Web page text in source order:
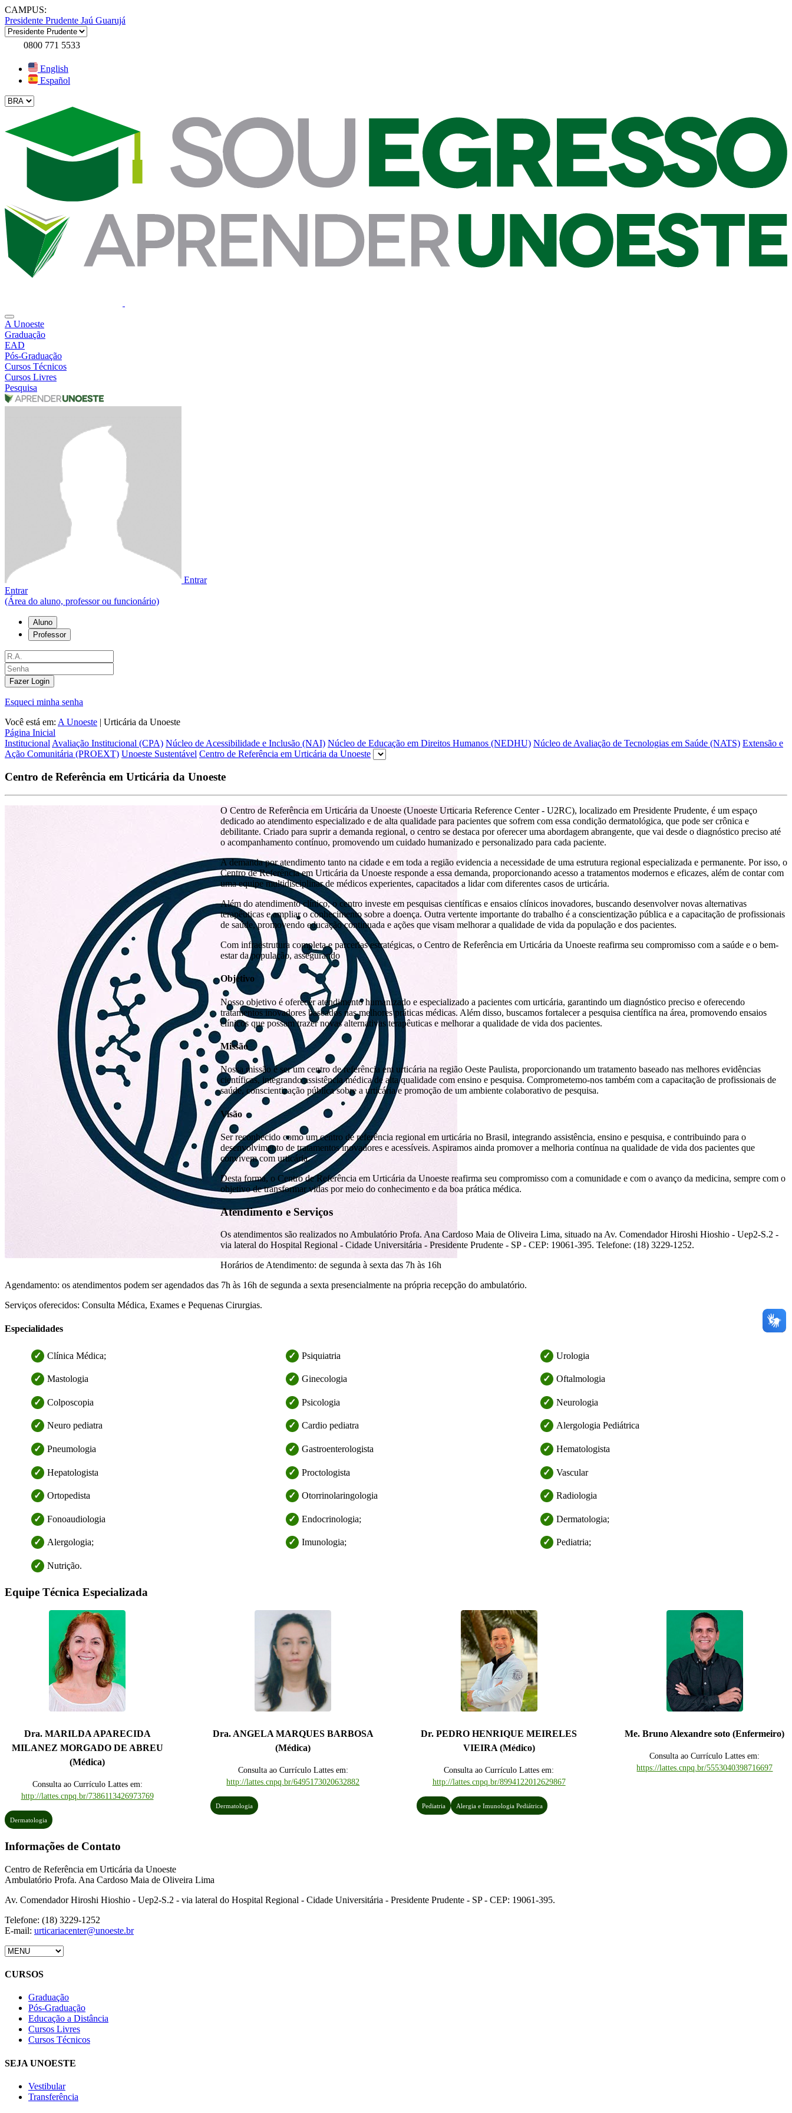
CAMPUS:
Presidente Prudente Jaú Guarujá
0800 771 5533
English
Español
A Unoeste
Graduação
EAD
Pós-Graduação
Cursos Técnicos
Cursos Livres
Pesquisa
Entrar
Entrar
(Área do aluno, professor ou funcionário)
Aluno
Professor
Fazer Login
Esqueci minha senha
Você está em: A Unoeste | Urticária da Unoeste
Página Inicial
Institucional Avaliação Institucional (CPA) Núcleo de Acessibilidade e Inclusão (NAI) Núcleo de Educação em Direitos Humanos (NEDHU) Núcleo de Avaliação de Tecnologias em Saúde (NATS) Extensão e
Ação Comunitária (PROEXT) Unoeste Sustentável Centro de Referência em Urticária da Unoeste
Centro de Referência em Urticária da Unoeste
O Centro de Referência em Urticária da Unoeste (Unoeste Urticaria Reference Center - U2RC), localizado em Presidente Prudente, é um espaço
dedicado ao atendimento especializado e de alta qualidade para pacientes que sofrem com essa condição dermatológica, que pode ser crônica e
debilitante. Criado para suprir a demanda regional, o centro se destaca por oferecer uma abordagem abrangente, que vai desde o diagnóstico preciso até
o acompanhamento contínuo, promovendo um cuidado humanizado e personalizado para cada paciente.
A demanda por atendimento tanto na cidade e em toda a região evidencia a necessidade de uma estrutura regional especializada e permanente. Por isso, o
Centro de Referência em Urticária da Unoeste responde a essa demanda, proporcionando acesso a tratamentos modernos e eficazes, além de contar com
uma equipe multidisciplinar de médicos experientes, capacitados a lidar com diferentes casos de urticária.
Além do atendimento clínico, o centro investe em pesquisas científicas e ensaios clínicos inovadores, buscando desenvolver novas alternativas
terapêuticas e ampliar o conhecimento sobre a doença. Outra vertente importante do trabalho é a conscientização pública e a capacitação de profissionais
de saúde, promovendo educação continuada e ações que visam melhorar a qualidade de vida da população e dos pacientes.
Com infraestrutura completa e parcerias estratégicas, o Centro de Referência em Urticária da Unoeste reafirma seu compromisso com a saúde e o bem-
estar da população, assegurando
Objetivo
Nosso objetivo é oferecer atendimento humanizado e especializado a pacientes com urticária, garantindo um diagnóstico preciso e oferecendo
tratamentos inovadores baseados nas melhores práticas médicas. Além disso, buscamos fortalecer a pesquisa científica na área, promovendo ensaios
clínicos que possam trazer novas alternativas terapêuticas e melhorar a qualidade de vida dos pacientes.
Missão
Nossa missão é ser um centro de referência em urticária na região Oeste Paulista, proporcionando um tratamento baseado nas melhores evidências
científicas, integrando assistência médica de alta qualidade com ensino e pesquisa. Comprometemo-nos também com a capacitação de profissionais de
saúde, conscientização pública sobre a urticária e promoção de um ambiente colaborativo de pesquisa.
Visão
Ser reconhecido como um centro de referência regional em urticária no Brasil, integrando assistência, ensino e pesquisa, e contribuindo para o
desenvolvimento de tratamentos inovadores e acessíveis. Aspiramos ainda promover a melhoria contínua na qualidade de vida dos pacientes que
convivem com urticária.
Desta forma, o Centro de Referência em Urticária da Unoeste reafirma seu compromisso com a comunidade e com o avanço da medicina, sempre com o
objetivo de transformar vidas por meio do conhecimento e da boa prática médica.
Atendimento e Serviços
Os atendimentos são realizados no Ambulatório Profa. Ana Cardoso Maia de Oliveira Lima, situado na Av. Comendador Hiroshi Hioshio - Uep2-S.2 -
via lateral do Hospital Regional - Cidade Universitária - Presidente Prudente - SP - CEP: 19061-395. Telefone: (18) 3229-1252.
Horários de Atendimento: de segunda à sexta das 7h às 16h
Agendamento: os atendimentos podem ser agendados das 7h às 16h de segunda a sexta presencialmente na própria recepção do ambulatório.
Serviços oferecidos: Consulta Médica, Exames e Pequenas Cirurgias.
Especialidades
Clínica Médica; Psiquiatria Urologia
Mastologia Ginecologia Oftalmologia
Colposcopia Psicologia Neurologia
Neuro pediatra Cardio pediatra Alergologia Pediátrica
Pneumologia Gastroenterologista Hematologista
Hepatologista Proctologista Vascular
Ortopedista Otorrinolaringologia Radiologia
Fonoaudiologia Endocrinologia; Dermatologia;
Alergologia; Imunologia; Pediatria;
Nutrição.
Equipe Técnica Especializada
Dra. MARILDA APARECIDA
MILANEZ MORGADO DE ABREU
(Médica)
Consulta ao Currículo Lattes em:
http://lattes.cnpq.br/7386113426973769
Dermatologia
Dra. ANGELA MARQUES BARBOSA
(Médica)
Consulta ao Currículo Lattes em:
http://lattes.cnpq.br/6495173020632882
Dermatologia
Dr. PEDRO HENRIQUE MEIRELES
VIEIRA (Médico)
Consulta ao Currículo Lattes em:
http://lattes.cnpq.br/8994122012629867
Pediatria Alergia e Imunologia Pediátrica
Me. Bruno Alexandre soto (Enfermeiro)
Consulta ao Currículo Lattes em:
https://lattes.cnpq.br/5553040398716697
Informações de Contato
Centro de Referência em Urticária da Unoeste
Ambulatório Profa. Ana Cardoso Maia de Oliveira Lima
Av. Comendador Hiroshi Hioshio - Uep2-S.2 - via lateral do Hospital Regional - Cidade Universitária - Presidente Prudente - SP - CEP: 19061-395.
Telefone: (18) 3229-1252
E-mail: urticariacenter@unoeste.br
CURSOS
Graduação
Pós-Graduação
Educação a Distância
Cursos Livres
Cursos Técnicos
SEJA UNOESTE
Vestibular
Transferência